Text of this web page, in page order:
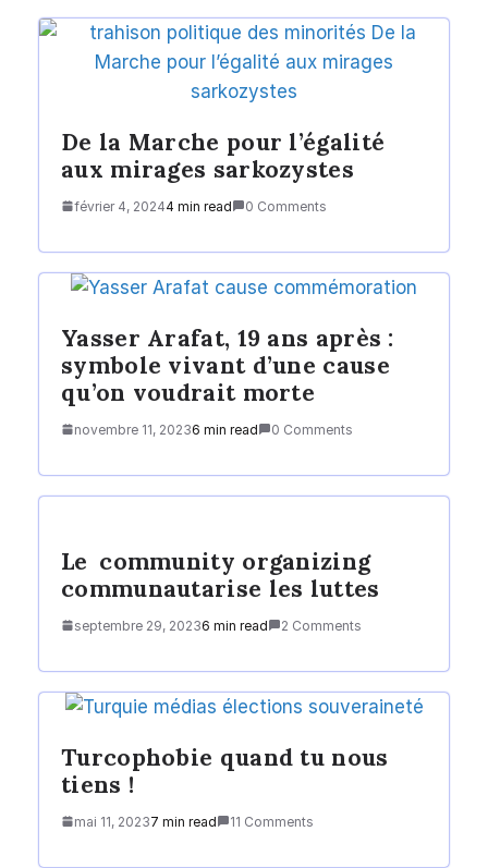
De la Marche pour l’égalité
aux mirages sarkozystes
février 4, 20244 min read 0 Comments
Yasser Arafat, 19 ans après :
symbole vivant d’une cause
qu’on voudrait morte
novembre 11, 20236 min read 0 Comments
Le community organizing
communautarise les luttes
septembre 29, 20236 min read 2 Comments
Turcophobie quand tu nous
tiens !
mai 11, 20237 min read 11 Comments